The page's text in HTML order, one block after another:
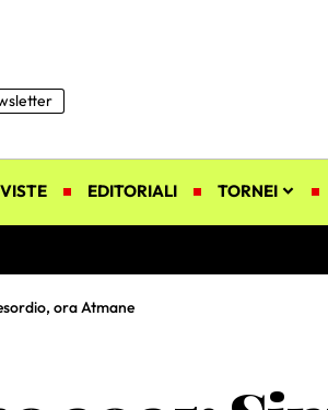
EDITORIALI TORNEI
ora Atmane